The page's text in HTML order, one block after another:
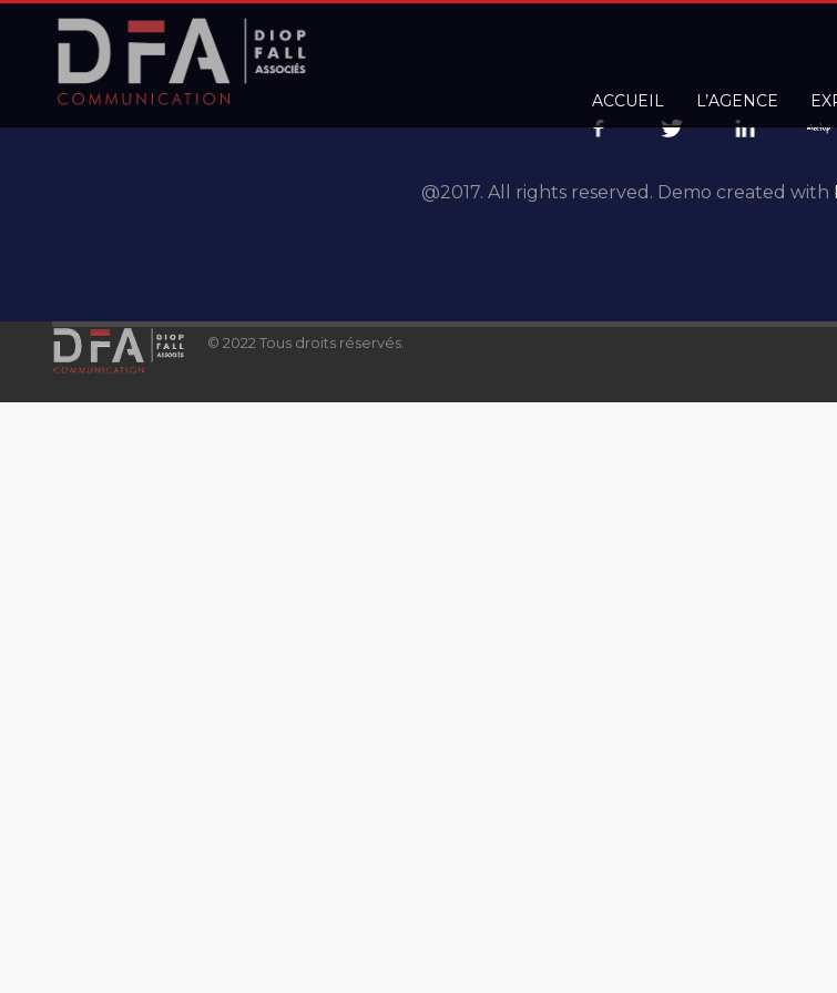
ACCUEIL L’AGENCE
@2017. All rights reserved. Demo created with
© 2022 Tous droits réservés.